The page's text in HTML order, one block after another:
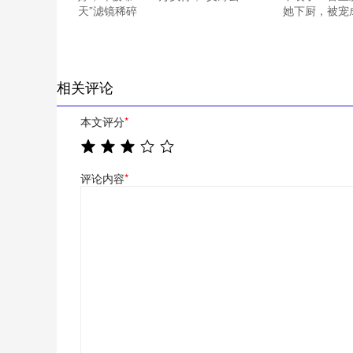
天”滤镜稀碎
她下厨，被宠
相关评论
本文评分*
评论内容*